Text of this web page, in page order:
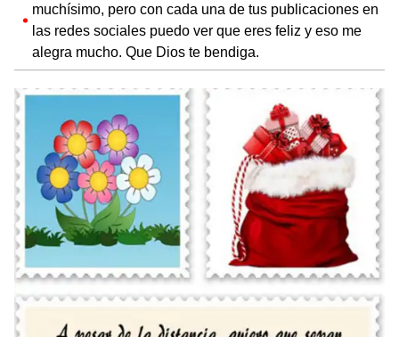
muchísimo, pero con cada una de tus publicaciones en
las redes sociales puedo ver que eres feliz y eso me
alegra mucho. Que Dios te bendiga.